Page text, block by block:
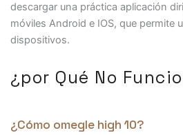
descargar una práctica aplicación
móviles Android e IOS, que permite
dispositivos.
¿por Qué No
¿Cómo omegle high 10?